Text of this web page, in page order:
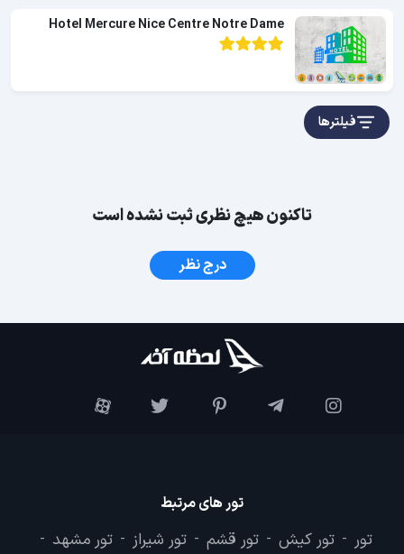
Hotel Mercure Nice Centre Notre Dame
فیلترها
تاکنون هیچ نظری ثبت نشده است
درج نظر
تور های مرتبط
تور - تور کیش - تور قشم - تور شیراز - تور مشهد -